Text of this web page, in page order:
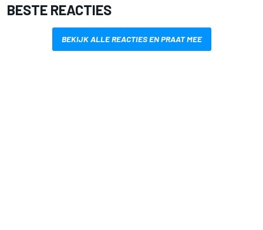
BESTE REACTIES
BEKIJK ALLE REACTIES EN PRAAT MEE